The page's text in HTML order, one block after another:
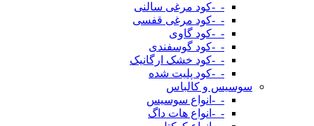
-_-کود مرغی سالنی
-_-کود مرغی قفسی
-_-کود گاوی
-_-کود گوسفندی
-_-کود خشک ارگانیک
-_-کود پلیت شده
سوسیس و کالباس
-_-انواع سوسیس
-_-انواع هات داگ